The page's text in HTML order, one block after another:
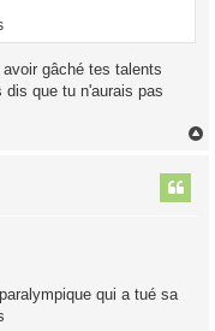
gâché tes talents
que tu n'aurais pas
qui a tué sa